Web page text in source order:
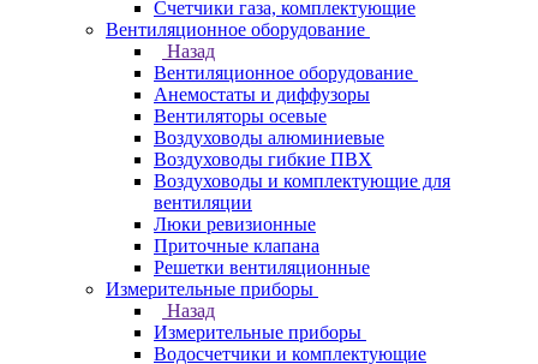
Счетчики газа, комплектующие
Вентиляционное оборудование
Назад
Вентиляционное оборудование
Анемостаты и диффузоры
Вентиляторы осевые
Воздуховоды алюминиевые
Воздуховоды гибкие ПВХ
Воздуховоды и комплектующие для
вентиляции
Люки ревизионные
Приточные клапана
Решетки вентиляционные
Измерительные приборы
Назад
Измерительные приборы
Водосчетчики и комплектующие